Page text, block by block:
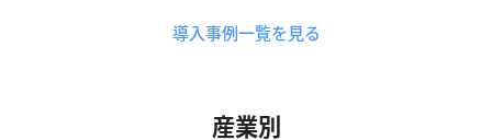
導入事例一覧を見る
産業別